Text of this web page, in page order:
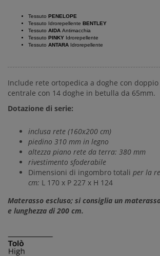
Tessuto PENELOPE
Tessuto Idrorepellente BENTLEY
Tessuto AIDA Antimacchia
Tessuto PINKY Idrorepellente
Tessuto ANTARA Idrorepellente
Include rete ortopedica a doghe con
centrale con 14 doghe in betulla da 65mm.
Dotazione di serie:
inclusa rete (160x200 cm)
piedino 310 mm in legno
altezza piano rete da terra: 380 mm
rivestimento sfoderabile
Dimensioni di ingombro totali per la
cm: L 170 x P 227 x H 124
Materasso escluso; si consiglia un
e lunghezza di 200 cm.